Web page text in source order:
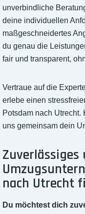
unverbindliche
deine individuellen
maßgeschneidertes
du genau die
fair und transparent,
Vertraue auf die
erlebe einen
Potsdam nach
uns gemeinsam dein
nach Utrecht
Du möchtest dich